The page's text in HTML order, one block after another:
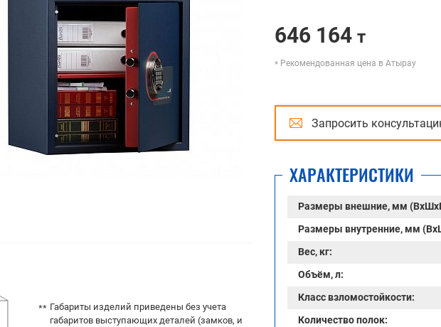
646 164 т
Рекомендованная цена в Атырау
Запросить
ХАРАКТЕРИСТИКИ
Размеры внешние, мм
Размеры внутренние, мм
Вес, кг:
Объём, л:
Класс взломостойкости:
Количество полок:
Габариты изделий приведены без учета
габаритов выступающих деталей (замков, и